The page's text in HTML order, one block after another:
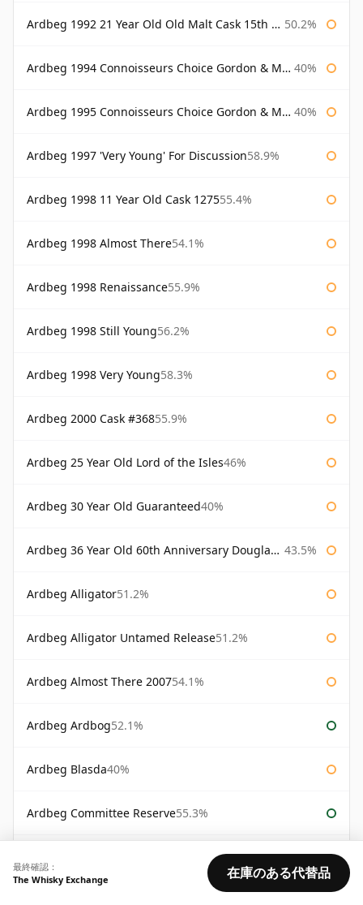
Ardbeg 1992 21 Year Old Old Malt Cask 15th Anniversary Hunter Laing 50.2%
Ardbeg 1994 Connoisseurs Choice Gordon & Macphail 40%
Ardbeg 1995 Connoisseurs Choice Gordon & Macphail 40%
Ardbeg 1997 'Very Young' For Discussion58.9%
Ardbeg 1998 11 Year Old Cask 127555.4%
Ardbeg 1998 Almost There54.1%
Ardbeg 1998 Renaissance55.9%
Ardbeg 1998 Still Young56.2%
Ardbeg 1998 Very Young58.3%
Ardbeg 2000 Cask #36855.9%
Ardbeg 25 Year Old Lord of the Isles46%
Ardbeg 30 Year Old Guaranteed40%
Ardbeg 36 Year Old 60th Anniversary Douglas Laing 43.5%
Ardbeg Alligator51.2%
Ardbeg Alligator Untamed Release51.2%
Ardbeg Almost There 200754.1%
Ardbeg Ardbog52.1%
Ardbeg Blasda40%
Ardbeg Committee Reserve55.3%
Ardbeg Corryvreckan Committee Reserve57.1%
最終確認：
The Whisky Exchange
在庫のある代替品